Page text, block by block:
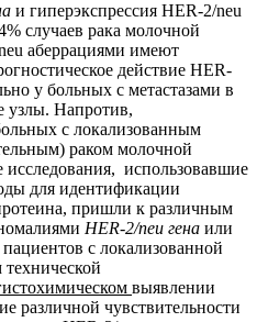
и гиперэкспрессия HER-2/neu
случаев рака молочной
аберрациями имеют
действие HER-
у больных с метастазами в
узлы. Напротив,
с локализованным
раком молочной
использовавшие
для идентификации
пришли к различным
HER-2/neu гена или
с локализованной
выявлении
различной чувствительности